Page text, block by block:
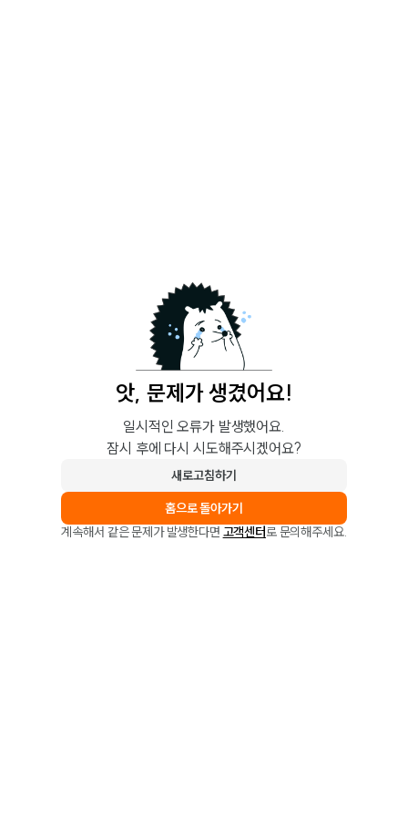
앗, 문제가 생겼어요!
일시적인 오류가 발생했어요.
잠시 후에 다시 시도해주시겠어요?
새로고침하기
홈으로 돌아가기
계속해서 같은 문제가 발생한다면 고객센터로 문의해주세요.